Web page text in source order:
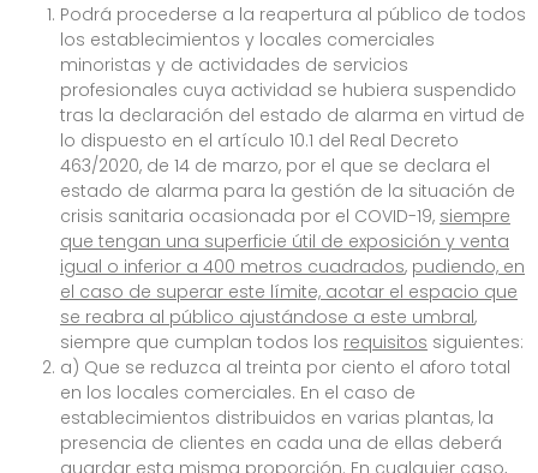
Podrá procederse a la reapertura al público de todos
los establecimientos y locales comerciales
minoristas y de actividades de servicios
profesionales cuya actividad se hubiera suspendido
tras la declaración del estado de alarma en virtud de
lo dispuesto en el artículo 10.1 del Real Decreto
463/2020, de 14 de marzo, por el que se declara el
estado de alarma para la gestión de la situación de
crisis sanitaria ocasionada por el COVID-19, siempre
que tengan una superficie útil de exposición y venta
igual o inferior a 400 metros cuadrados, pudiendo, en
el caso de superar este límite, acotar el espacio que
se reabra al público ajustándose a este umbral,
siempre que cumplan todos los requisitos siguientes:
a) Que se reduzca al treinta por ciento el aforo total
en los locales comerciales. En el caso de
establecimientos distribuidos en varias plantas, la
presencia de clientes en cada una de ellas deberá
guardar esta misma proporción. En cualquier caso,